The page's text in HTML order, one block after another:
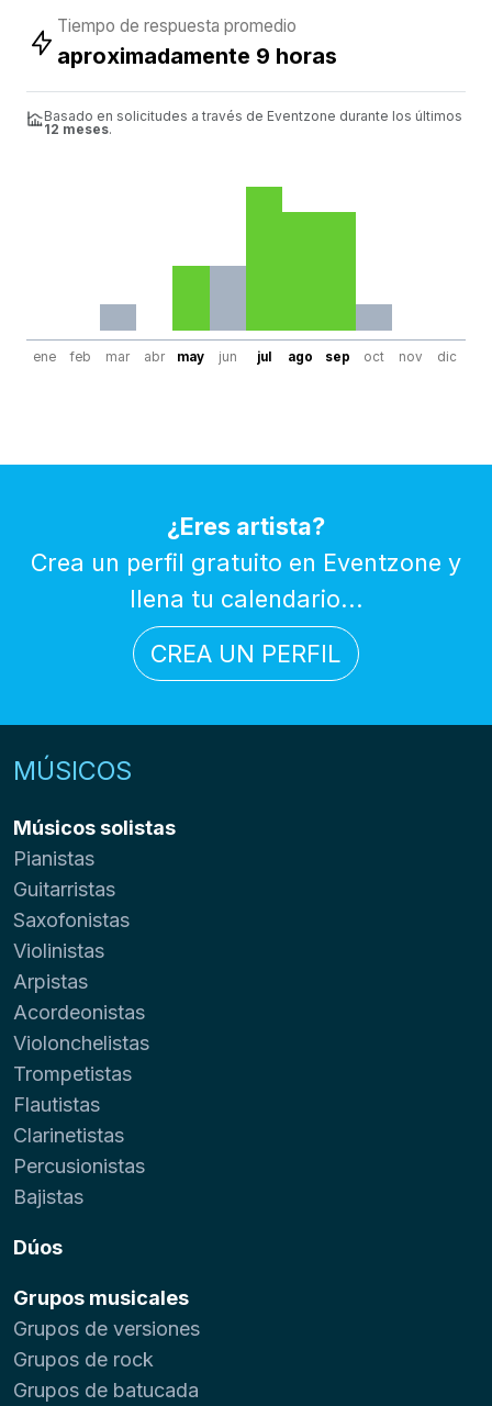
Tiempo de respuesta promedio
aproximadamente 9 horas
Basado en solicitudes a través de Eventzone durante los últimos
12 meses.
ene feb mar abr may jun jul ago sep oct nov dic
¿Eres artista?
Crea un perfil gratuito en Eventzone y
llena tu calendario...
CREA UN PERFIL
MÚSICOS
Músicos solistas
Pianistas
Guitarristas
Saxofonistas
Violinistas
Arpistas
Acordeonistas
Violonchelistas
Trompetistas
Flautistas
Clarinetistas
Percusionistas
Bajistas
Dúos
Grupos musicales
Grupos de versiones
Grupos de rock
Grupos de batucada